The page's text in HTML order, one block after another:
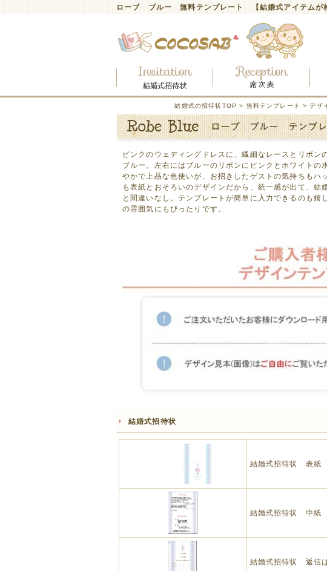
ローブ ブルー 無料テンプレート 【結婚式アイテムが
結婚式の招待状TOP > 無料テンプレート >デザ
ピンクのウェディングドレスに、繊細なレースとリボン
ブルー。左右にはブルーのリボンにピンクとホワイトの
やかで上品な色使いが、お招きしたゲストの気持ちもハ
も表紙とおそろいのデザインだから、統一感が出て、結
と間違いなし。テンプレートが簡単に入力できるのも嬉
の雰囲気にもぴったりです。
結婚式招待状
結婚式招待状 表紙
結婚式招待状 中紙
結婚式招待状 返信